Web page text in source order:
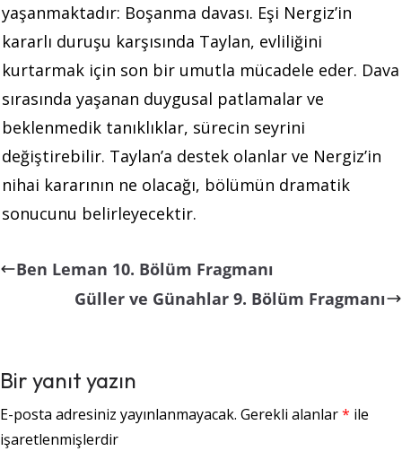
yaşanmaktadır: Boşanma davası. Eşi Nergiz’in
kararlı duruşu karşısında Taylan, evliliğini
kurtarmak için son bir umutla mücadele eder. Dava
sırasında yaşanan duygusal patlamalar ve
beklenmedik tanıklıklar, sürecin seyrini
değiştirebilir. Taylan’a destek olanlar ve Nergiz’in
nihai kararının ne olacağı, bölümün dramatik
sonucunu belirleyecektir.
Ben Leman 10. Bölüm Fragmanı
Güller ve Günahlar 9. Bölüm Fragmanı
Bir yanıt yazın
E-posta adresiniz yayınlanmayacak. Gerekli alanlar* ile
işaretlenmişlerdir